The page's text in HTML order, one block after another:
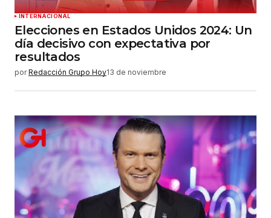
Enviar comentario
INTERNACIONAL
Elecciones en Estados Unidos 2024: Un
día decisivo con expectativa por
resultados
por Redacción Grupo Hoy13 de noviembre